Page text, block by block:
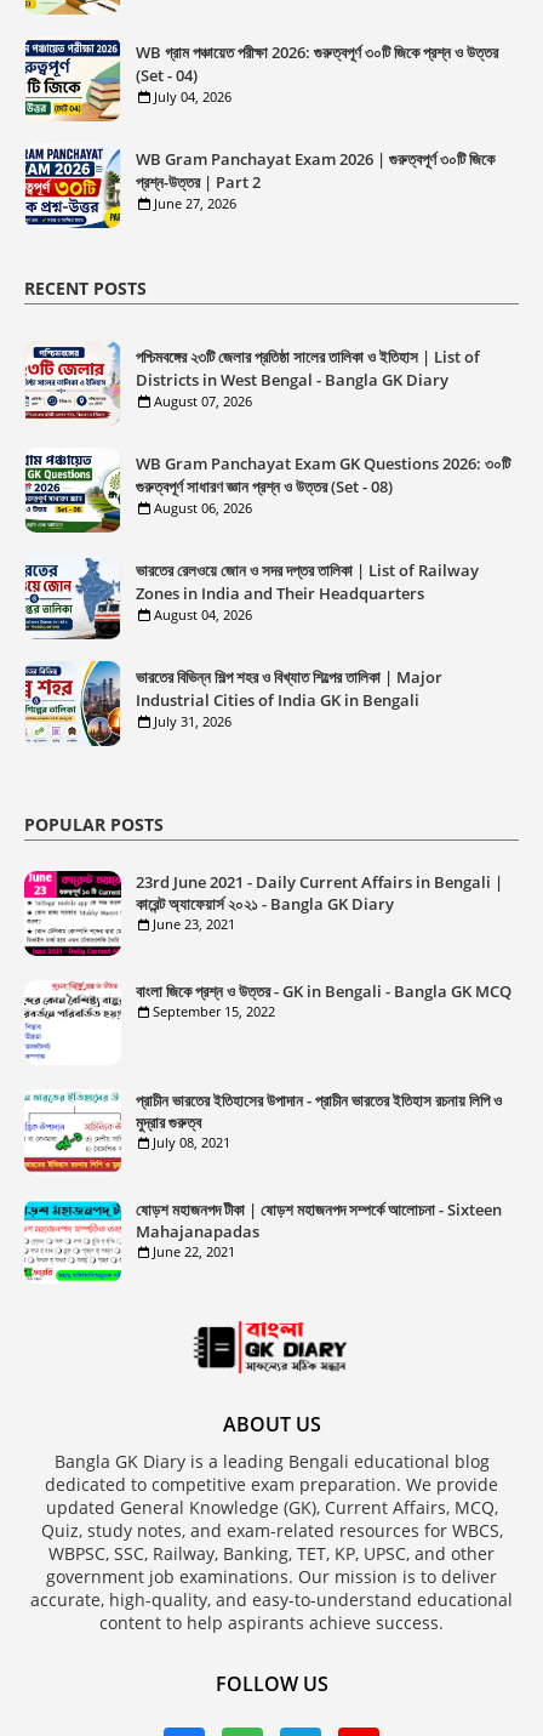
WB গ্রাম পঞ্চায়েত পরীক্ষা 2026: গুরুত্বপূর্ণ ৩০টি জিকে প্রশ্ন ও উত্তর
(Set - 04)
July 04, 2026
WB Gram Panchayat Exam 2026 | গুরুত্বপূর্ণ ৩০টি জিকে
প্রশ্ন-উত্তর | Part 2
June 27, 2026
RECENT POSTS
পশ্চিমবঙ্গের ২৩টি জেলার প্রতিষ্ঠা সালের তালিকা ও ইতিহাস | List of
Districts in West Bengal - Bangla GK Diary
August 07, 2026
WB Gram Panchayat Exam GK Questions 2026: ৩০টি
গুরুত্বপূর্ণ সাধারণ জ্ঞান প্রশ্ন ও উত্তর (Set - 08)
August 06, 2026
ভারতের রেলওয়ে জোন ও সদর দপ্তর তালিকা | List of Railway
Zones in India and Their Headquarters
August 04, 2026
ভারতের বিভিন্ন শিল্প শহর ও বিখ্যাত শিল্পের তালিকা | Major
Industrial Cities of India GK in Bengali
July 31, 2026
POPULAR POSTS
23rd June 2021 - Daily Current Affairs in Bengali |
কারেন্ট অ্যাফেয়ার্স ২০২১ - Bangla GK Diary
June 23, 2021
বাংলা জিকে প্রশ্ন ও উত্তর - GK in Bengali - Bangla GK MCQ
September 15, 2022
প্রাচীন ভারতের ইতিহাসের উপাদান - প্রাচীন ভারতের ইতিহাস রচনায় লিপি ও
মুদ্রার গুরুত্ব
July 08, 2021
ষোড়শ মহাজনপদ টীকা | ষোড়শ মহাজনপদ সম্পর্কে আলোচনা - Sixteen
Mahajanapadas
June 22, 2021
ABOUT US
Bangla GK Diary is a leading Bengali educational blog
dedicated to competitive exam preparation. We provide
updated General Knowledge (GK), Current Affairs, MCQ,
Quiz, study notes, and exam-related resources for WBCS,
WBPSC, SSC, Railway, Banking, TET, KP, UPSC, and other
government job examinations. Our mission is to deliver
accurate, high-quality, and easy-to-understand educational
content to help aspirants achieve success.
FOLLOW US